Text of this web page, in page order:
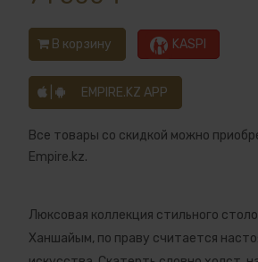
В корзину KASPI
EMPIRE.KZ APP
Все товары со скидкой можно
Empire.kz.
Люксовая коллекция стильного
Ханшайым, по праву считается